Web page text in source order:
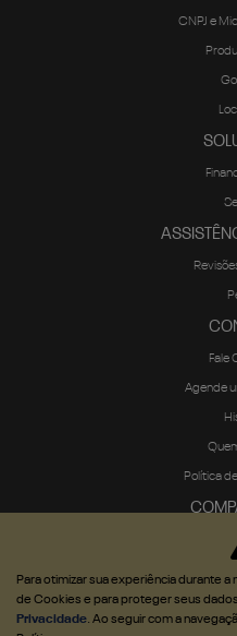
CNPJ e
Fale
Agende
Política
Desenvolvido pela
Para otimizar sua experiência durante
de Cookies e para proteger seus
Privacidade. Ao seguir com a